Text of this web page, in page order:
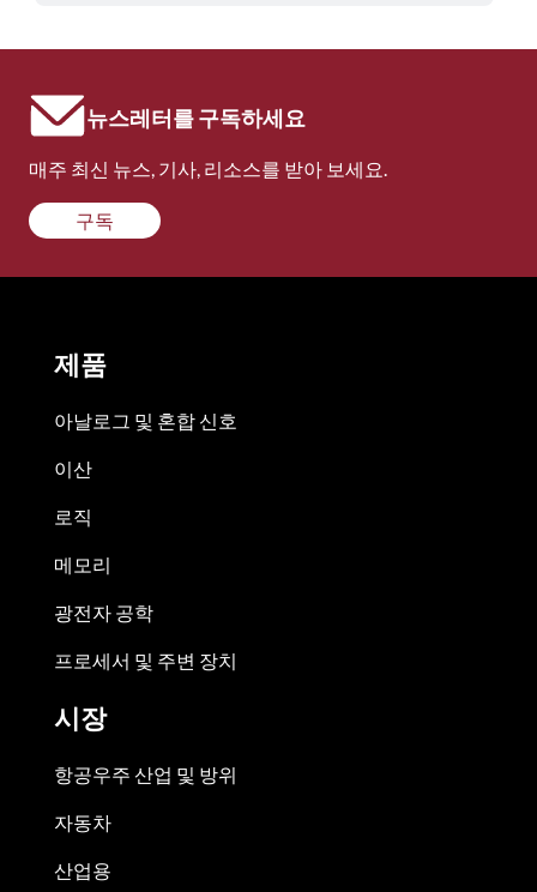
뉴스레터를 구독하세요
매주 최신 뉴스, 기사, 리소스를 받아 보세요.
구독
제품
아날로그 및 혼합 신호
이산
로직
메모리
광전자 공학
프로세서 및 주변 장치
시장
항공우주 산업 및 방위
자동차
산업용